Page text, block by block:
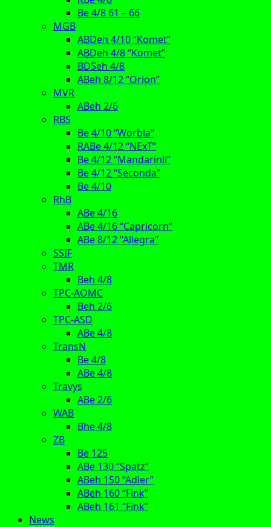
Be 4/8 61 – 66
MGB
ABDeh 4/10 “Komet”
ABDeh 4/8 “Komet”
BDSeh 4/8
ABeh 8/12 “Orion”
MVR
ABeh 2/6
RBS
Be 4/10 “Worbla”
RABe 4/12 “NExT”
Be 4/12 “Mandarinli”
Be 4/12 “Seconda”
Be 4/10
RhB
ABe 4/16
ABe 4/16 “Capricorn”
ABe 8/12 “Allegra”
SSIF
TMR
Beh 4/8
TPC-AOMC
Beh 2/6
TPC-ASD
ABe 4/8
TransN
Be 4/8
ABe 4/8
Travys
ABe 2/6
WAB
Bhe 4/8
ZB
Be 125
ABe 130 “Spatz”
ABeh 150 “Adler”
ABeh 160 “Fink”
ABeh 161 “Fink”
News